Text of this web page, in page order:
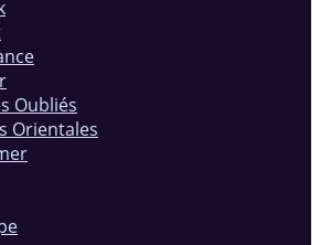
Oubliés
Orientales